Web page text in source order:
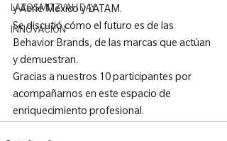
LAZOS MITZVAH DAY
INNOVACIÓN
y Aerie Mexico y LATAM.
Se discutió cómo el futuro es de las
Behavior Brands, de las marcas que actúan
y demuestran.
Gracias a nuestros 10 participantes por
acompañarnos en este espacio de
enriquecimiento profesional.